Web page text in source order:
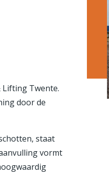
Twente.
door de
staat
vormt